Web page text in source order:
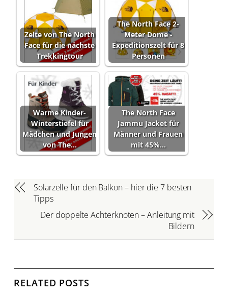
Zelte von The North
Face für die nächste
Trekkingtour
The North Face 2-
Meter Dome -
Expeditionszelt für 8
Personen
Warme Kinder-
Winterstiefel für
Mädchen und Jungen
von The…
The North Face
Jammu Jacket für
Männer und Frauen
mit 45%…
Solarzelle für den Balkon – hier die 7 besten
Tipps
Der doppelte Achterknoten – Anleitung mit
Bildern
RELATED POSTS